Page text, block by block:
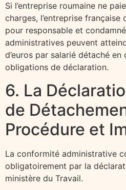
Si l’entreprise roumaine ne
charges, l’entreprise
pour responsable et
administratives peuvent
d’euros par salarié détaché
obligations de déclaration.
6. La
de
Procédure et
La conformité administrative
obligatoirement par la
ministère du Travail.